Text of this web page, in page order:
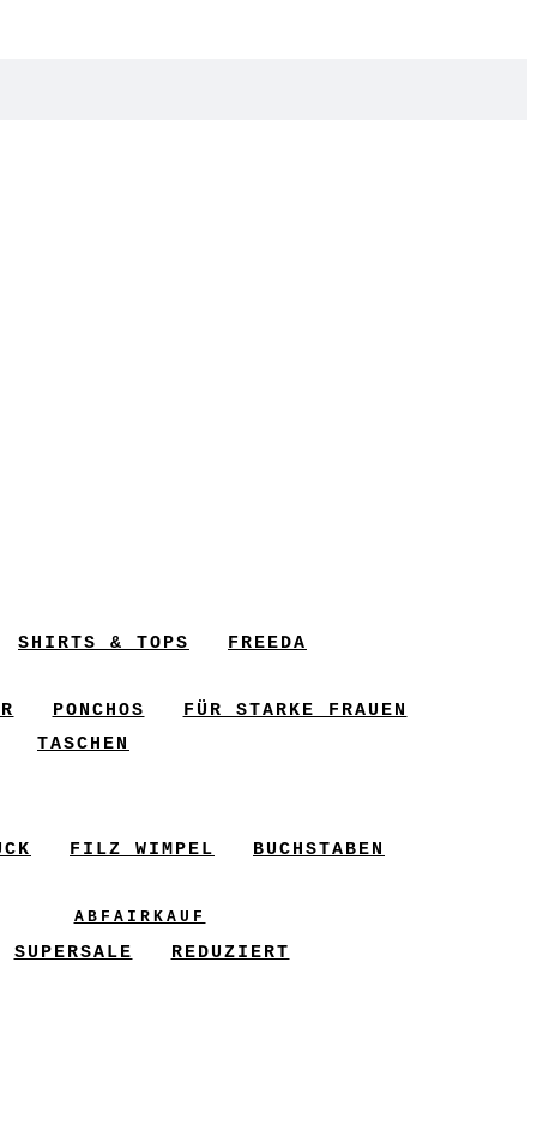
SHIRTS & TOPS FREEDA
PONCHOS
FÜR STARKE FRAUEN
TASCHEN
FILZ WIMPEL BUCHSTABEN
ABFAIRKAUF
SUPERSALE REDUZIERT